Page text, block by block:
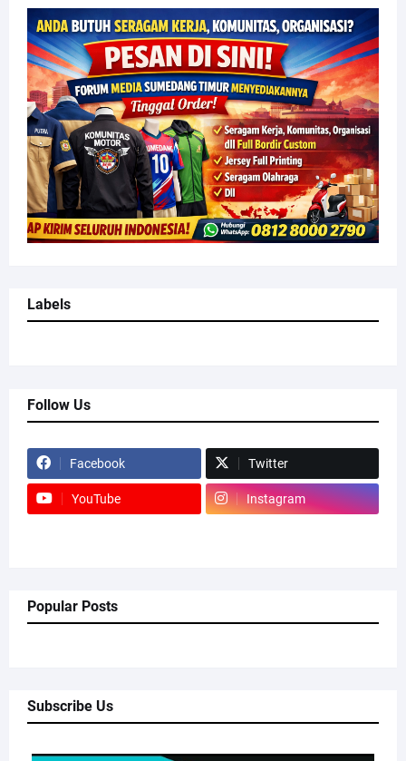
Labels
Follow Us
Facebook Twitter
YouTube Instagram
Popular Posts
Subscribe Us